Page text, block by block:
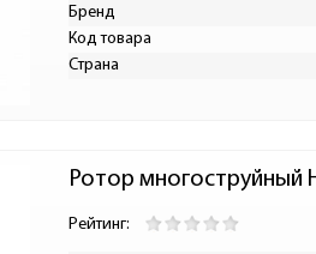
Бренд
Код товара
Страна
Ротор многоструйный
Рейтинг: